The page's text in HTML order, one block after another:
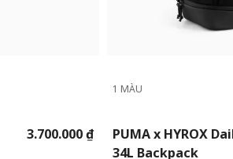
3.700.000 ₫
1 MÀU
PUMA x HYROX
34L Backpack